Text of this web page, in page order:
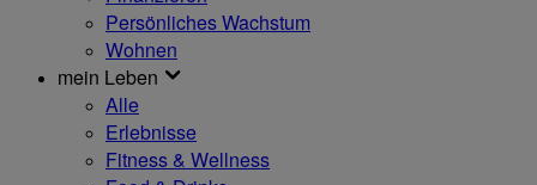
Persönliches Wachstum
Wohnen
mein Leben
Alle
Erlebnisse
Fitness & Wellness